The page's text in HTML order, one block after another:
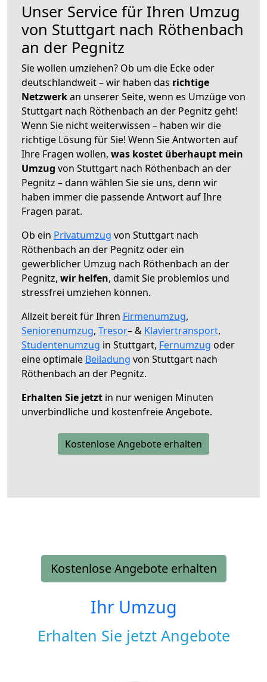
Unser Service für Ihren Umzug
von Stuttgart nach Röthenbach
an der Pegnitz
Sie wollen umziehen? Ob um die Ecke oder
deutschlandweit – wir haben das richtige
Netzwerkan unserer Seite, wenn es Umzüge von
Stuttgart nach Röthenbach an der Pegnitz geht!
Wenn Sie nicht weiterwissen – haben wir die
richtige Lösung für Sie! Wenn Sie Antworten auf
Ihre Fragen wollen, was kostet überhaupt mein
Umzug von Stuttgart nach Röthenbach an der
Pegnitz – dann wählen Sie sie uns, denn wir
haben immer die passende Antwort auf Ihre
Fragen parat.
Ob ein Privatumzug von Stuttgart nach
Röthenbach an der Pegnitz oder ein
gewerblicher Umzug nach Röthenbach an der
Pegnitz, wir helfen, damit Sie problemlos und
stressfrei umziehen können.
Allzeit bereit für Ihren Firmenumzug,
Seniorenumzug, Tresor– & Klaviertransport,
Studentenumzug in Stuttgart, Fernumzug oder
eine optimale Beiladung von Stuttgart nach
Röthenbach an der Pegnitz.
Erhalten Sie jetzt in nur wenigen Minuten
unverbindliche und kostenfreie Angebote.
Kostenlose Angebote erhalten
Kostenlose Angebote erhalten
Ihr Umzug
Erhalten Sie jetzt Angebote